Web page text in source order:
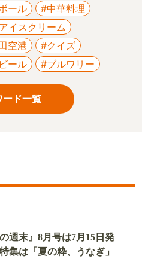
ール
#中華料理
イスクリーム
空港
#クイズ
ール #ブルワリー
ード一覧
の週末』8月号は7月15日発
集は「夏の粋、うなぎ」